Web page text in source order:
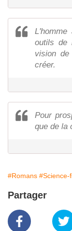
outils de
vision
créer.
Pour
que de la
#Romans #Science-
Partager